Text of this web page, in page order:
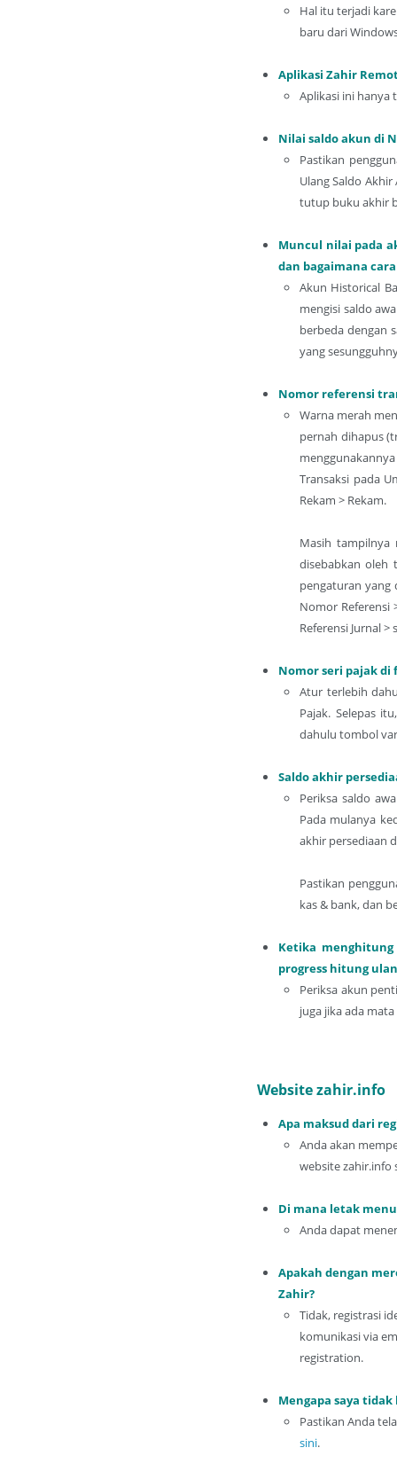
Hal itu terjadi
baru dari
Aplikasi Zahir
Aplikasi ini hanya
Nilai saldo akun di
Pastikan
Ulang Saldo
tutup buku akhir
Muncul nilai pada
dan bagaimana
Akun Historical
mengisi saldo
berbeda dengan
yang
Nomor referensi
Warna merah
pernah dihapus
Transaksi pada
Rekam > Rekam.
Masih tampilnya
disebabkan oleh
pengaturan yang
Nomor Referensi
Referensi Jurnal
Nomor seri pajak
Atur terlebih
Pajak. Selepas
dahulu tombol
Saldo akhir
Periksa saldo
Pada mulanya
akhir persediaan
Pastikan
kas & bank, dan
Ketika
progress hitung
Periksa akun
juga jika ada
Website zahir.info
Apa maksud dari
Anda akan
website zahir.info
Di mana letak
Anda dapat
Apakah dengan
Zahir?
Tidak, registrasi
komunikasi via
registration.
Mengapa saya
Pastikan Anda
sini.